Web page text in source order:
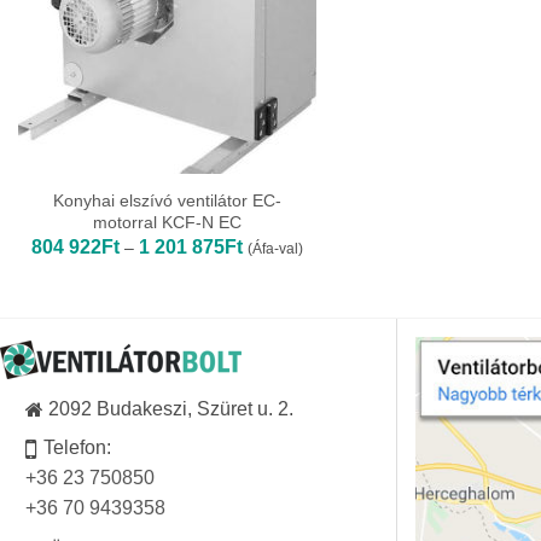
Konyhai elszívó ventilátor EC-
motorral KCF-N EC
804 922Ft – 1 201 875FtÁrtartomány:
804
875Ft
(Áfa-val)
2092 Budakeszi, Szüret u. 2.
Telefon:
+36 23 750850
+36 70 9439358